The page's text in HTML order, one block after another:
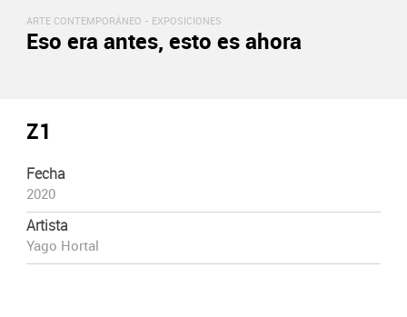
ARTE CONTEMPORÁNEO - EXPOSICIONES
Eso era antes, esto es ahora
Z1
Fecha
2020
Artista
Yago Hortal